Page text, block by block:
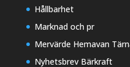
Hållbarhet
Marknad och pr
Mervärde Hemavan
Nyhetsbrev Bärkraft